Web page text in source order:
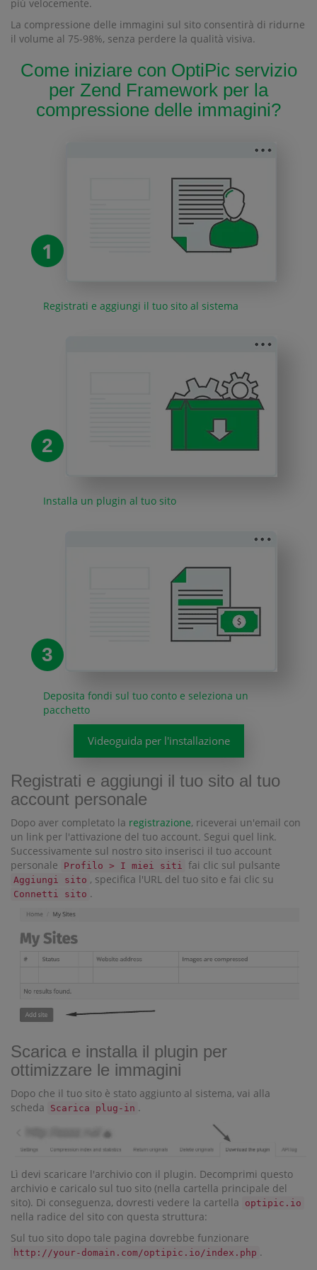
più velocemente.
La compressione delle immagini sul sito consentirà di ridurne
il volume al 75-98%, senza perdere la qualità visiva.
Come iniziare con OptiPic servizio
per Zend Framework per la
compressione delle immagini?
1
Registrati e aggiungi il tuo sito al sistema
2
Installa un plugin al tuo sito
3
Deposita fondi sul tuo conto e seleziona un
pacchetto
Videoguida per l'installazione
Registrati e aggiungi il tuo sito al tuo
account personale
Dopo aver completato la registrazione, riceverai un'email con
un link per l'attivazione del tuo account. Segui quel link.
Successivamente sul nostro sito inserisci il tuo account
personale
Profilo > I miei siti fai clic sul pulsante
Aggiungi sito , specifica l'URL del tuo sito e fai clic su
Connetti sito .
Scarica e installa il plugin per
ottimizzare le immagini
Dopo che il tuo sito è stato aggiunto al sistema, vai alla
scheda
Scarica plug-in .
Lì devi scaricare l'archivio con il plugin. Decomprimi questo
archivio e caricalo sul tuo sito (nella cartella principale del
sito). Di conseguenza, dovresti vedere la cartella
optipic.io
nella radice del sito con questa struttura:
Sul tuo sito dopo tale pagina dovrebbe funzionare
http://your-domain.com/optipic.io/index.php .